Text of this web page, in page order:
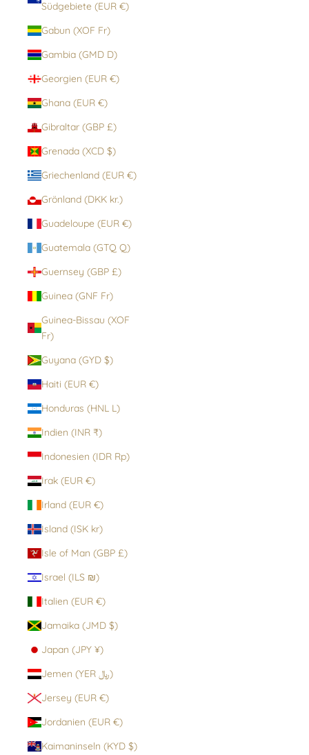
Südgebiete (EUR €)
Gabun (XOF Fr)
Gambia (GMD D)
Georgien (EUR €)
Ghana (EUR €)
Gibraltar (GBP £)
Grenada (XCD $)
Griechenland (EUR €)
Grönland (DKK kr.)
Guadeloupe (EUR €)
Guatemala (GTQ Q)
Guernsey (GBP £)
Guinea (GNF Fr)
Guinea-Bissau (XOF
Fr)
Guyana (GYD $)
Haiti (EUR €)
Honduras (HNL L)
Indien (INR ₹)
Indonesien (IDR Rp)
Irak (EUR €)
Irland (EUR €)
Island (ISK kr)
Isle of Man (GBP £)
Israel (ILS ₪)
Italien (EUR €)
Jamaika (JMD $)
Japan (JPY ¥)
Jemen (YER ﷼)
Jersey (EUR €)
Jordanien (EUR €)
Kaimaninseln (KYD $)